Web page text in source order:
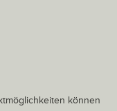
können